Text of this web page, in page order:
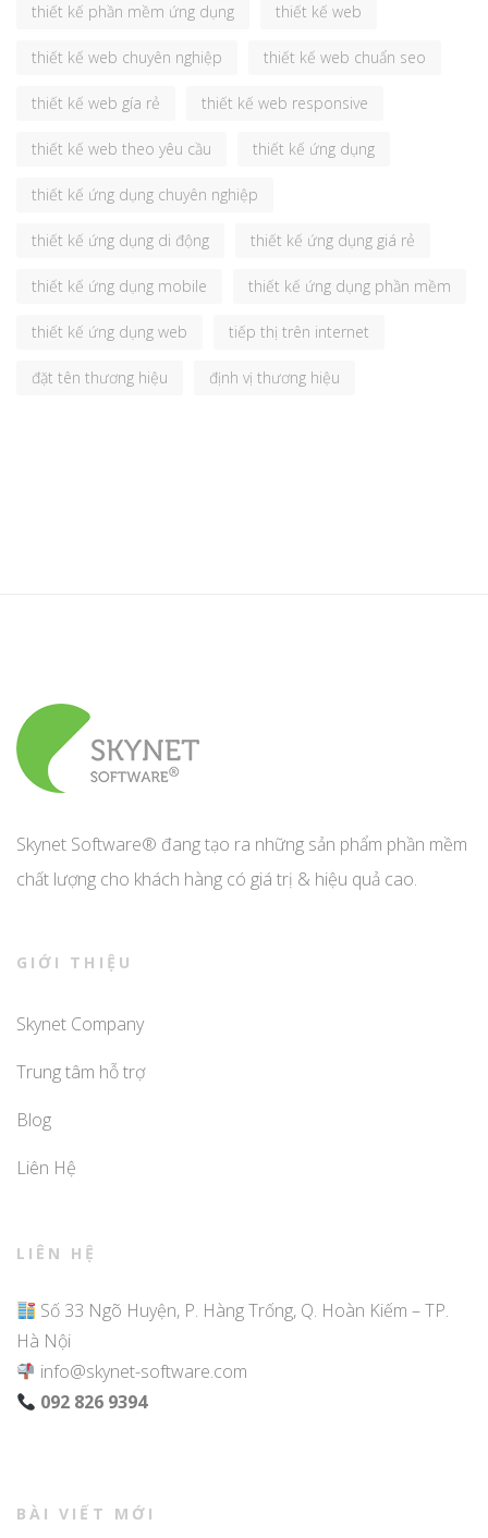
thiết kế phần mềm ứng dụng thiết kế web
thiết kế web chuyên nghiệp thiết kế web chuẩn seo
thiết kế web gía rẻ thiết kế web responsive
thiết kế web theo yêu cầu thiết kế ứng dụng
thiết kế ứng dụng chuyên nghiệp
thiết kế ứng dụng di động thiết kế ứng dụng giá rẻ
thiết kế ứng dụng mobile thiết kế ứng dụng phần mềm
thiết kế ứng dụng web tiếp thị trên internet
đặt tên thương hiệu định vị thương hiệu
Skynet Software® đang tạo ra những sản phẩm phần mềm
chất lượng cho khách hàng có giá trị & hiệu quả cao.
GIỚI THIỆU
Skynet Company
Trung tâm hỗ trợ
Blog
Liên Hệ
LIÊN HỆ
Số 33 Ngõ Huyện, P. Hàng Trống, Q. Hoàn Kiếm – TP.
Hà Nội
info@skynet-software.com
092 826 9394
BÀI VIẾT MỚI